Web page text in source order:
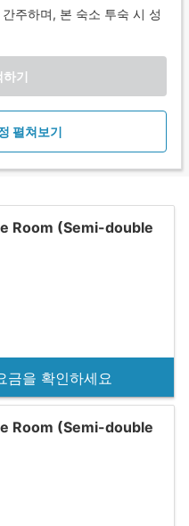
주하며, 본 숙소 투숙 시 성
하기
펼쳐보기
Room (Semi-double
금을 확인하세요
Room (Semi-double